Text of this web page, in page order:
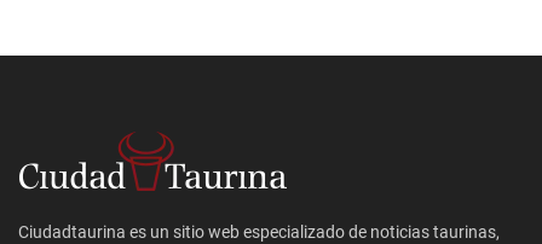
Ciudadtaurina es un sitio web especializado de noticias taurinas,